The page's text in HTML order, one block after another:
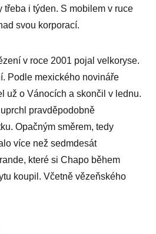
třeba i týden. S mobilem v ruce
svou korporací.
v roce 2001 pojal velkoryse.
Podle mexického novináře
už o Vánocích a skončil v lednu.
pravděpodobně
Opačným směrem, tedy
více než sedmdesát
které si Chapo během
koupil. Včetně vězeňského